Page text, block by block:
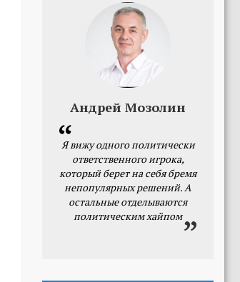
Андрей Мозолин
Я вижу одного политически
ответственного игрока,
который берет на себя бремя
непопулярных решений. А
остальные отделываются
политическим хайпом